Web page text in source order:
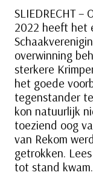
SLIEDRECHT
2022 heeft het
overwinning
sterkere
het goede
tegenstander
kon natuurlijk
toeziend oog
van Rekom
getrokken.
tot stand kwam.